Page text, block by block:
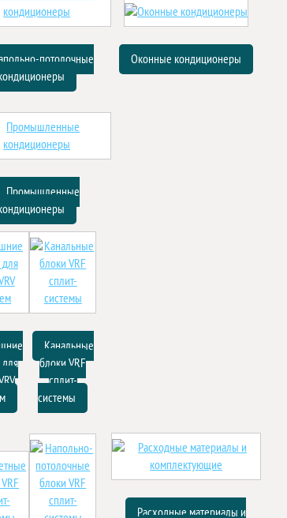
потолочные
Оконные кондиционеры
Промышленные
Канальные
блоки VRF
сплит-
системы
Расходные материалы и